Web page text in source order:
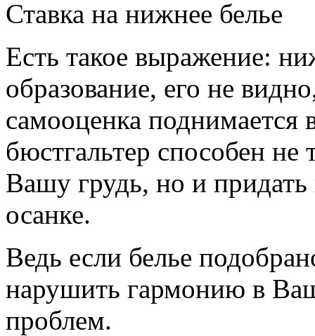
Ставка на нижнее белье
Есть такое выражение:
образование, его не
самооценка
бюстгальтер способен не
Вашу грудь, но и
осанке.
Ведь если белье
нарушить гармонию в
проблем.